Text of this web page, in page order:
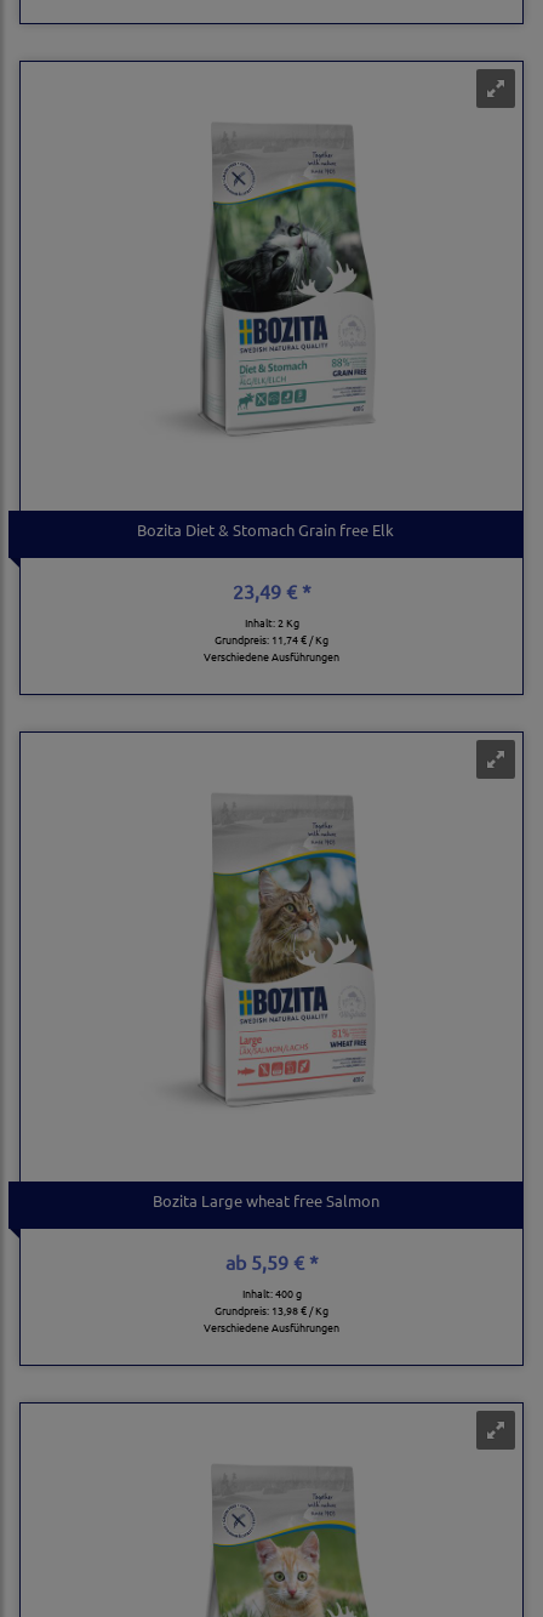
Bozita Diet & Stomach Grain free Elk
23,49 € *
Inhalt: 2 Kg
Grundpreis: 11,74 € / Kg
Verschiedene Ausführungen
Bozita Large wheat free Salmon
ab5,59 € *
Inhalt: 400 g
Grundpreis: 13,98 € / Kg
Verschiedene Ausführungen